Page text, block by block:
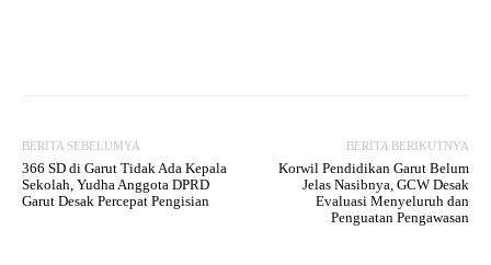
BERITA SEBELUMYA
366 SD di Garut Tidak Ada Kepala
Sekolah, Yudha Anggota DPRD
Garut Desak Percepat Pengisian
BERITA BERIKUTNYA
Korwil Pendidikan Garut Belum
Jelas Nasibnya, GCW Desak
Evaluasi Menyeluruh dan
Penguatan Pengawasan